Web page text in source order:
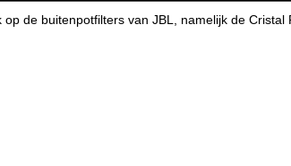
de buitenpotfilters van JBL, namelijk de Cristal